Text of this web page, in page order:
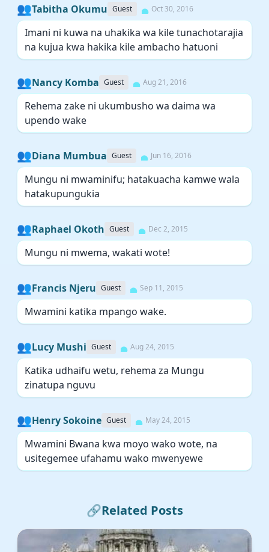
👥Tabitha Okumu Guest Oct 30, 2016
Imani ni kuwa na uhakika wa kile tunachotarajia
na kujua kwa hakika kile ambacho hatuoni
👥Nancy Komba Guest Aug 21, 2016
Rehema zake ni ukumbusho wa daima wa
upendo wake
👥Diana Mumbua Guest Jun 16, 2016
Mungu ni mwaminifu; hatakuacha kamwe wala
hatakupungukia
👥Raphael Okoth Guest Dec 2, 2015
Mungu ni mwema, wakati wote!
👥Francis Njeru Guest Sep 11, 2015
Mwamini katika mpango wake.
👥Lucy Mushi Guest Aug 24, 2015
Katika udhaifu wetu, rehema za Mungu
zinatupa nguvu
👥Henry Sokoine Guest May 24, 2015
Mwamini Bwana kwa moyo wako wote, na
usitegemee ufahamu wako mwenyewe
🔗Related Posts